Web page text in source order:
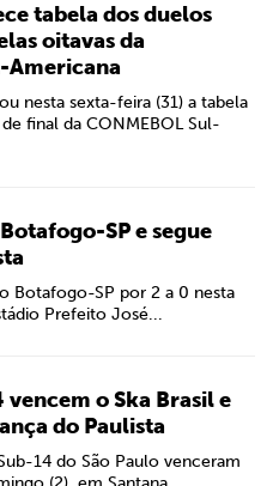
tabela dos duelos
oitavas da
Americana
nesta sexta-feira (31) a tabela
final da CONMEBOL Sul-
SP e segue
Botafogo-SP por 2 a 0 nesta
Prefeito José...
vencem o Ska Brasil e
do Paulista
14 do São Paulo venceram